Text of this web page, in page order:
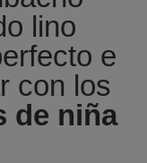
lino
e
con los
de niña